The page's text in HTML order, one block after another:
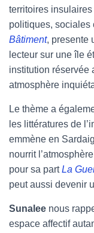
territoires
politiques, sociales
Bâtiment, presente
lecteur sur une île
institution réservée
atmosphère
Le thème a
les littératures de
emmène en
nourrit
pour sa partLa
peut aussi devenir
Sunalee nous
espace affectif